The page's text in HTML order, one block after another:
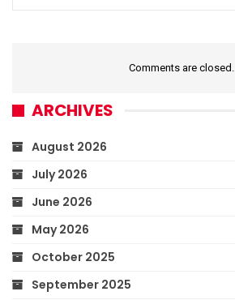
Comments are closed.
ARCHIVES
August 2026
July 2026
June 2026
May 2026
October 2025
September 2025